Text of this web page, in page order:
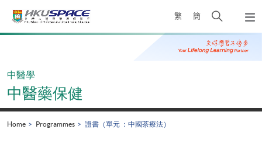
繁 簡
Open
search
panel
Main
中醫學
中醫藥保健
Home Programmes 證書（單元 ：中國茶療法）